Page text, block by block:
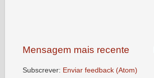
Mensagem mais recente
Subscrever: Enviar feedback (Atom)